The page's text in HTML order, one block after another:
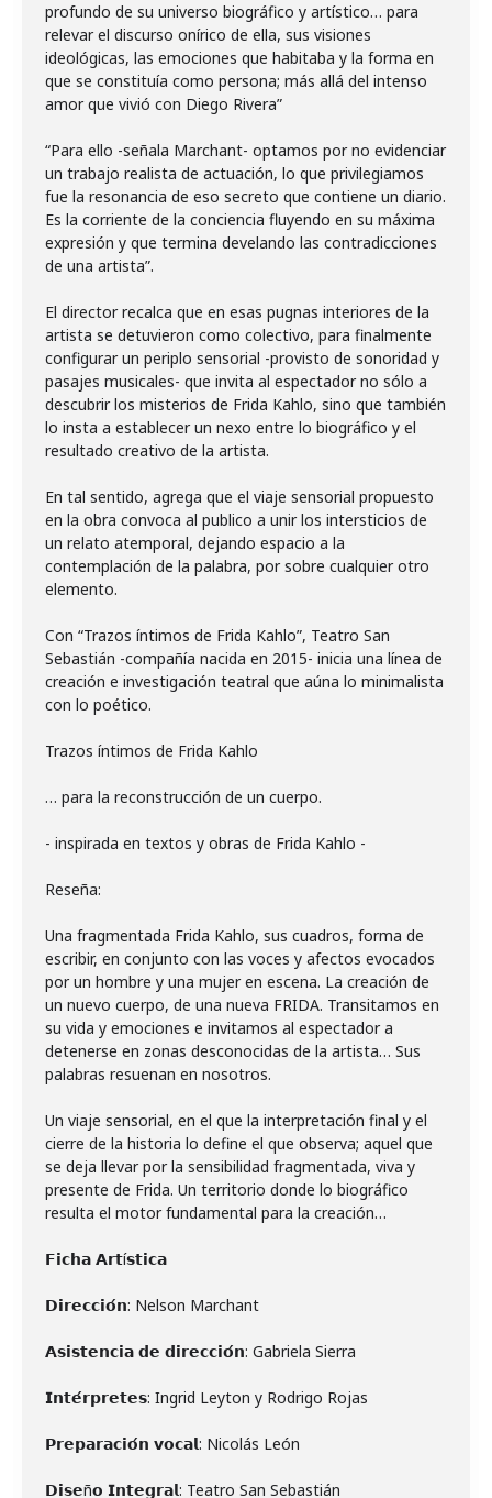
profundo de su universo biográfico y artístico… para
relevar el discurso onírico de ella, sus visiones
ideológicas, las emociones que habitaba y la forma en
que se constituía como persona; más allá del intenso
amor que vivió con Diego Rivera”
“Para ello -señala Marchant- optamos por no evidenciar
un trabajo realista de actuación, lo que privilegiamos
fue la resonancia de eso secreto que contiene un diario.
Es la corriente de la conciencia fluyendo en su máxima
expresión y que termina develando las contradicciones
de una artista”.
El director recalca que en esas pugnas interiores de la
artista se detuvieron como colectivo, para finalmente
configurar un periplo sensorial -provisto de sonoridad y
pasajes musicales- que invita al espectador no sólo a
descubrir los misterios de Frida Kahlo, sino que también
lo insta a establecer un nexo entre lo biográfico y el
resultado creativo de la artista.
En tal sentido, agrega que el viaje sensorial propuesto
en la obra convoca al publico a unir los intersticios de
un relato atemporal, dejando espacio a la
contemplación de la palabra, por sobre cualquier otro
elemento.
Con “Trazos íntimos de Frida Kahlo”, Teatro San
Sebastián -compañía nacida en 2015- inicia una línea de
creación e investigación teatral que aúna lo minimalista
con lo poético.
Trazos íntimos de Frida Kahlo
… para la reconstrucción de un cuerpo.
- inspirada en textos y obras de Frida Kahlo -
Reseña:
Una fragmentada Frida Kahlo, sus cuadros, forma de
escribir, en conjunto con las voces y afectos evocados
por un hombre y una mujer en escena. La creación de
un nuevo cuerpo, de una nueva FRIDA. Transitamos en
su vida y emociones e invitamos al espectador a
detenerse en zonas desconocidas de la artista… Sus
palabras resuenan en nosotros.
Un viaje sensorial, en el que la interpretación final y el
cierre de la historia lo define el que observa; aquel que
se deja llevar por la sensibilidad fragmentada, viva y
presente de Frida. Un territorio donde lo biográfico
resulta el motor fundamental para la creación…
𝗙𝗶𝗰𝗵𝗮 𝗔𝗿𝘁í𝘀𝘁𝗶𝗰𝗮
𝗗𝗶𝗿𝗲𝗰𝗰𝗶𝗼́𝗻: Nelson Marchant
𝗔𝘀𝗶𝘀𝘁𝗲𝗻𝗰𝗶𝗮 𝗱𝗲 𝗱𝗶𝗿𝗲𝗰𝗰𝗶𝗼́𝗻: Gabriela Sierra
𝗜𝗻𝘁𝗲́𝗿𝗽𝗿𝗲𝘁𝗲𝘀: Ingrid Leyton y Rodrigo Rojas
𝗣𝗿𝗲𝗽𝗮𝗿𝗮𝗰𝗶𝗼́𝗻 𝘃𝗼𝗰𝗮𝗹: Nicolás León
𝗗𝗶𝘀𝗲ñ𝗼 𝗜𝗻𝘁𝗲𝗴𝗿𝗮𝗹: Teatro San Sebastián